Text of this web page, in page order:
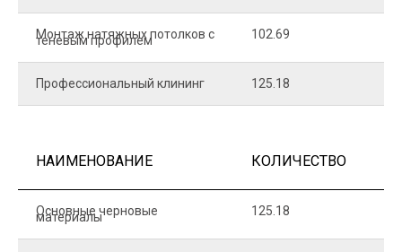
Монтаж натяжных потолков с
теневым профилем 102.69
Профессиональный клининг 125.18
НАИМЕНОВАНИЕ КОЛИЧЕСТВО
Основные черновые
материалы 125.18